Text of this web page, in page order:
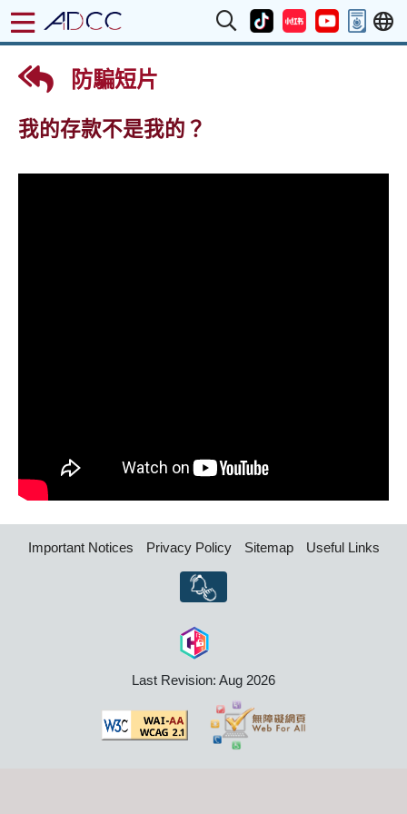
防騙短片
我的存款不是我的？
Important Notices Privacy Policy Sitemap Useful Links
Last Revision: Aug 2026